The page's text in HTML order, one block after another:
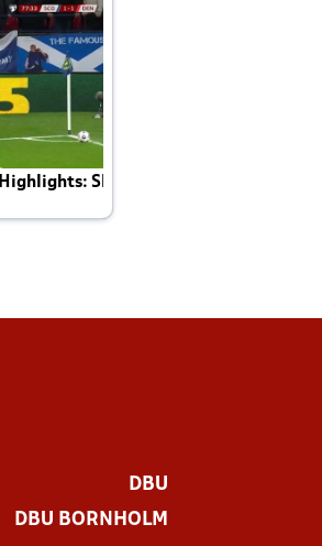
Highlights: Skotland - Danmark 4-2
DBU
DBU BORNHOLM